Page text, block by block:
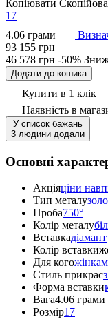
Копіювати
17
4.06 грами
93 155 грн
46 578 грн -50%
Додати до кошика
Купити в 1 клік
Наявність в
У список бажань
3 людини додали
Основні
Акціяціни
Тип металу
Проба750°
Колір металу
Вставкадіамант
Колір вставки
Для когожінкам
Стиль прикрас
Форма вставки
Вага4.06 грами
Розмір17